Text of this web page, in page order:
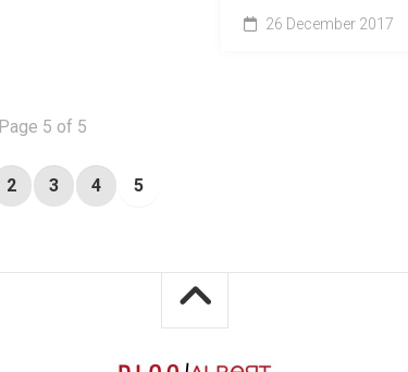
26 December 2017
Page 5 of 5
2 3 4 5